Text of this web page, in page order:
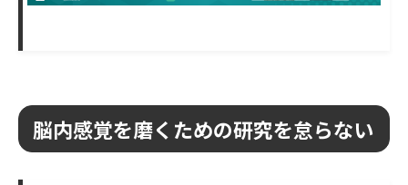
脳内感覚を磨くための研究を怠らない